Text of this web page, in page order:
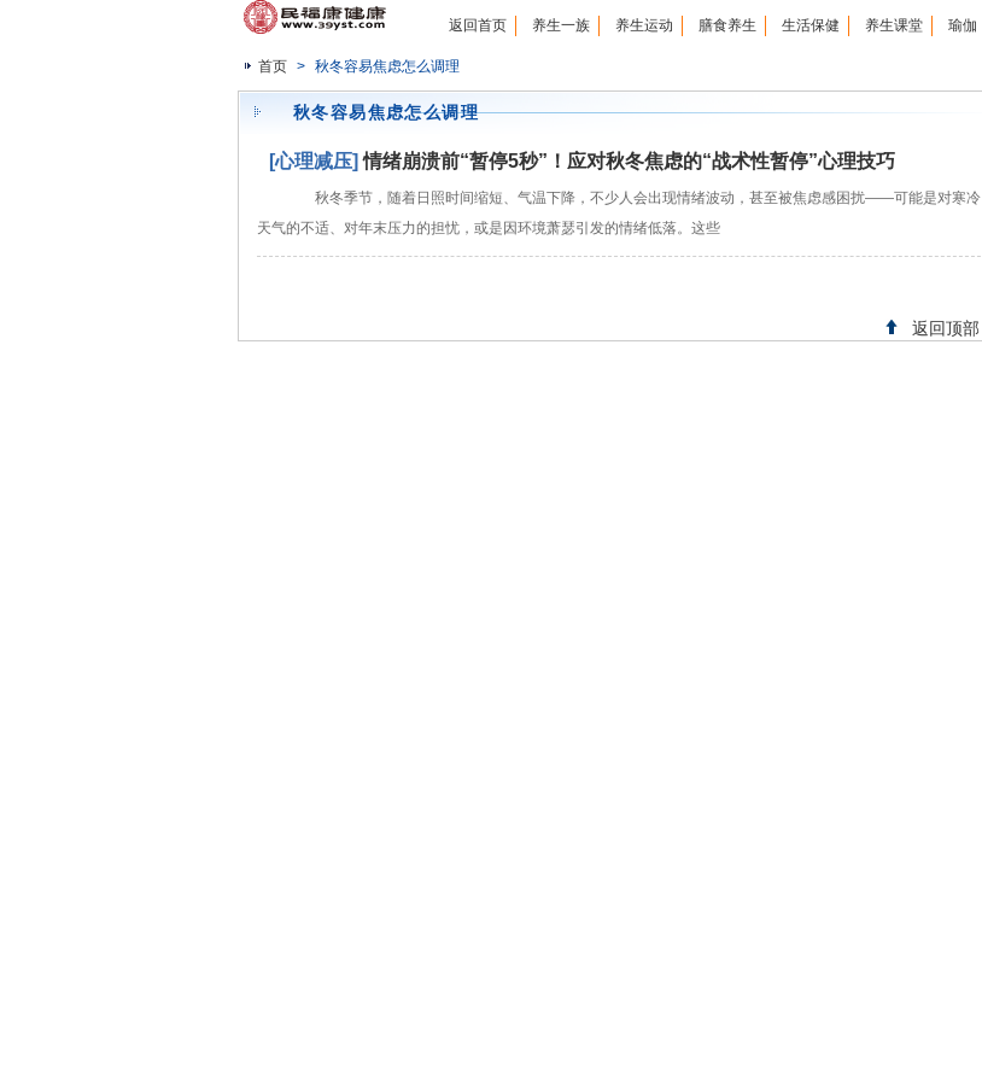
返回首页 养生一族 养生运动 膳食养生 生活保健 养生课堂 瑜伽
首页 > 秋冬容易焦虑怎么调理
秋冬容易焦虑怎么调理
[心理减压] 情绪崩溃前“暂停5秒”！应对秋冬焦虑的“战术性暂停”心理技巧
秋冬季节，随着日照时间缩短、气温下降，不少人会出现情绪波动，甚至被焦虑感困扰——可能是对寒冷
天气的不适、对年末压力的担忧，或是因环境萧瑟引发的情绪低落。这些
返回顶部